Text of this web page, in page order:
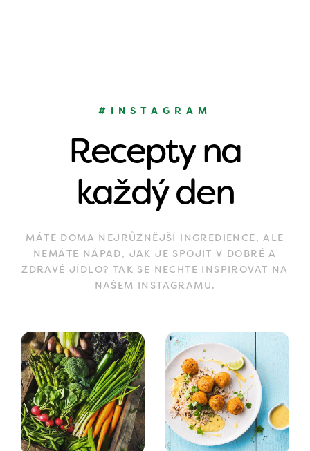
#INSTAGRAM
Recepty na
každý den
MÁTE DOMA NEJRŮZNĚJŠÍ INGREDIENCE, ALE
NEMÁTE NÁPAD, JAK JE SPOJIT V DOBRÉ A
ZDRAVÉ JÍDLO? TAK SE NECHTE INSPIROVAT NA
NAŠEM INSTAGRAMU.